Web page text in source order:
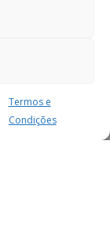
Termos e
Condições